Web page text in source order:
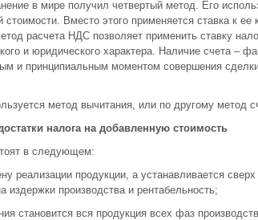
в мире получил четвертый метод. Его
стоимости. Вместо этого применяется ставка к
расчета НДС позволяет применить ставку
и юридического характера. Наличие счета –
и принципиальным моментом совершения
метод вычитания, или по другому метод
налога на добавленную стоимость
в следующем:
реализации продукции, а устанавливается
издержки производства и рентабельность;
становится вся продукция всех фаз